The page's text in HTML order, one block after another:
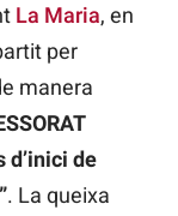
La Maria, en
per
manera
d’inici de
. La queixa